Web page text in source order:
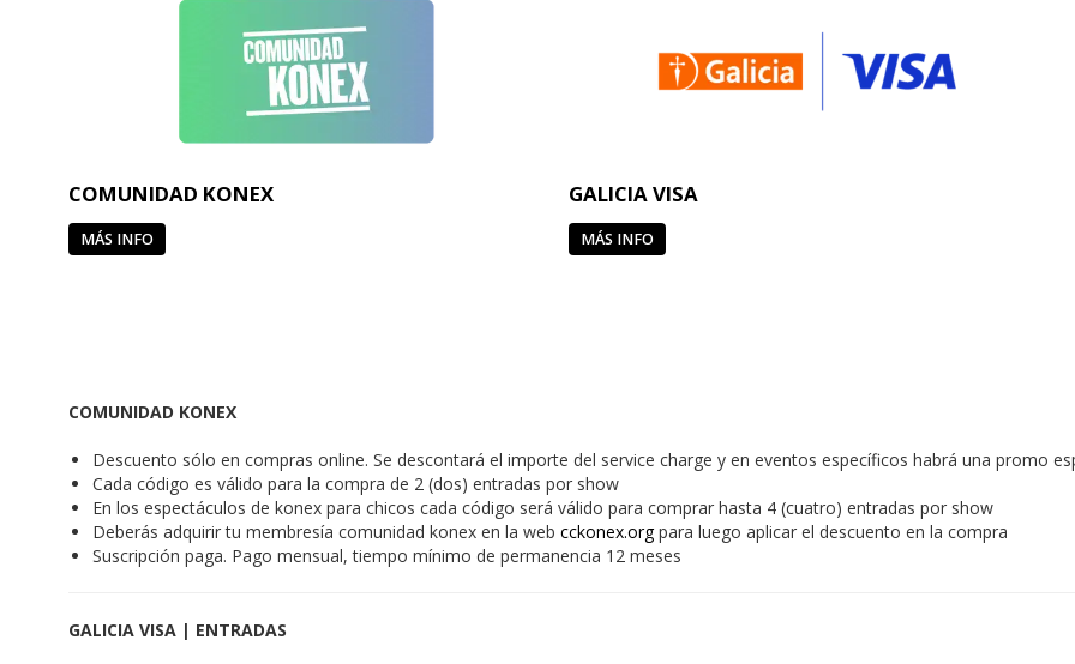
COMUNIDAD KONEX
MÁS INFO
GALICIA VISA
MÁS INFO
COMUNIDAD KONEX
Descuento sólo en compras online. Se descontará el importe del service charge y en eventos específicos habrá una promo
Cada código es válido para la compra de 2 (dos) entradas por show
En los espectáculos de konex para chicos cada código será válido para comprar hasta 4 (cuatro) entradas por show
Deberás adquirir tu membresía comunidad konex en la web cckonex.orgpara luego aplicar el descuento en la compra
Suscripción paga. Pago mensual, tiempo mínimo de permanencia 12 meses
GALICIA VISA | ENTRADAS